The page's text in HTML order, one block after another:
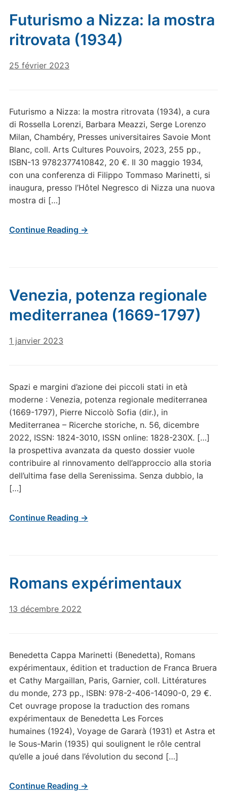
Futurismo a Nizza: la mostra
ritrovata (1934)
25 février 2023
Futurismo a Nizza: la mostra ritrovata (1934), a cura
di Rossella Lorenzi, Barbara Meazzi, Serge Lorenzo
Milan, Chambéry, Presses universitaires Savoie Mont
Blanc, coll. Arts Cultures Pouvoirs, 2023, 255 pp.,
ISBN-13 9782377410842, 20 €. Il 30 maggio 1934,
con una conferenza di Filippo Tommaso Marinetti, si
inaugura, presso l’Hôtel Negresco di Nizza una nuova
mostra di […]
Continue Reading →
Venezia, potenza regionale
mediterranea (1669-1797)
1 janvier 2023
Spazi e margini d’azione dei piccoli stati in età
moderne : Venezia, potenza regionale mediterranea
(1669-1797), Pierre Niccolò Sofia (dir.), in
Mediterranea – Ricerche storiche, n. 56, dicembre
2022, ISSN: 1824-3010, ISSN online: 1828-230X. […]
la prospettiva avanzata da questo dossier vuole
contribuire al rinnovamento dell’approccio alla storia
dell’ultima fase della Serenissima. Senza dubbio, la
[…]
Continue Reading →
Romans expérimentaux
13 décembre 2022
Benedetta Cappa Marinetti (Benedetta), Romans
expérimentaux, édition et traduction de Franca Bruera
et Cathy Margaillan, Paris, Garnier, coll. Littératures
du monde, 273 pp., ISBN: 978-2-406-14090-0, 29 €.
Cet ouvrage propose la traduction des romans
expérimentaux de Benedetta Les Forces
humaines (1924), Voyage de Gararà (1931) et Astra et
le Sous-Marin (1935) qui soulignent le rôle central
qu’elle a joué dans l’évolution du second […]
Continue Reading →